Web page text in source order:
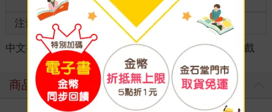
注音 級別
中文書 ＞ 生活風格 ＞ 休閒/嗜好 數獨/數字遊戲
商品評價